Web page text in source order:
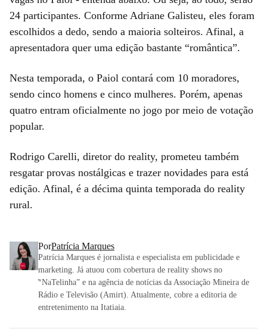
24 participantes. Conforme Adriane Galisteu, eles foram
escolhidos a dedo, sendo a maioria solteiros. Afinal, a
apresentadora quer uma edição bastante “romântica”.
Nesta temporada, o Paiol contará com 10 moradores,
sendo cinco homens e cinco mulheres. Porém, apenas
quatro entram oficialmente no jogo por meio de votação
popular.
Rodrigo Carelli, diretor do reality, prometeu também
resgatar provas nostálgicas e trazer novidades para está
edição. Afinal, é a décima quinta temporada do reality
rural.
PorPatrícia Marques
Patrícia Marques é jornalista e especialista em publicidade e
marketing. Já atuou com cobertura de reality shows no
‶NaTelinha” e na agência de notícias da Associação Mineira de
Rádio e Televisão (Amirt). Atualmente, cobre a editoria de
entretenimento na Itatiaia.